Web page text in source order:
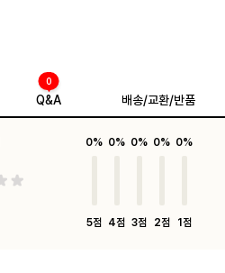
Q&A
0
배송/교환/반품
0%
5점
0%
4점
0%
3점
0%
2점
0%
1점